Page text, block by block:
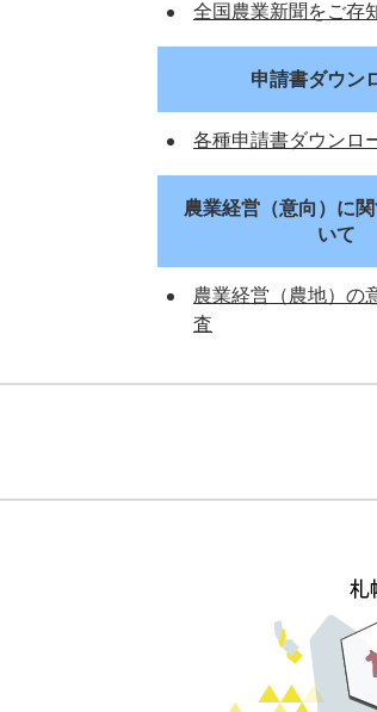
全国農業新聞をご存
申請書ダウン
各種申請書ダウンロ
農業経営（意向）に
いて
農業経営（農地）の
査